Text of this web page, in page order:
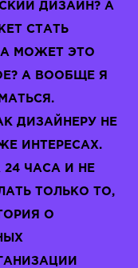
ДИЗАЙН? А
СТАТЬ
МОЖЕТ ЭТО
А ВООБЩЕ Я
ДИЗАЙНЕРУ НЕ
ИНТЕРЕСАХ.
24 ЧАСА И НЕ
ТОЛЬКО ТО,
О